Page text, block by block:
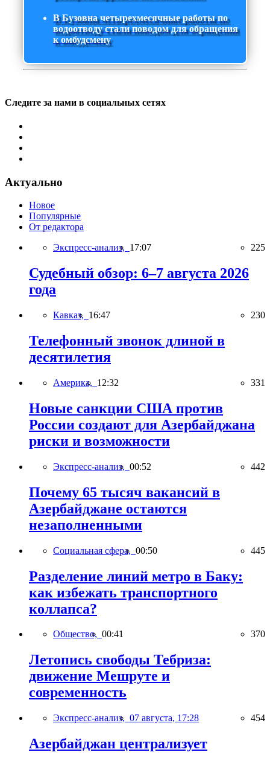
В Бузовна четырехмесячные работы по
водоотводу стали поводом для обращения
к омбудсмену
Следите за нами в социальных сетях
Актуально
Новое
Популярные
От редактора
Экспресс-анализ, 17:07 225
Судебный обзор: 6–7 августа 2026
года
Кавказ, 16:47 230
Телефонный звонок длиной в
десятилетия
Америка, 12:32 331
Новые санкции США против
России создают для Азербайджана
риски и возможности
Экспресс-анализ, 00:52 442
Почему 65 тысяч вакансий в
Азербайджане остаются
незаполненными
Социальная сфера, 00:50 445
Разделение линий метро в Баку:
как избежать транспортного
коллапса?
Общество, 00:41 370
Летопись свободы Тебриза:
движение Мешруте и
современность
Экспресс-анализ, 07 августа, 17:28 454
Азербайджан централизует